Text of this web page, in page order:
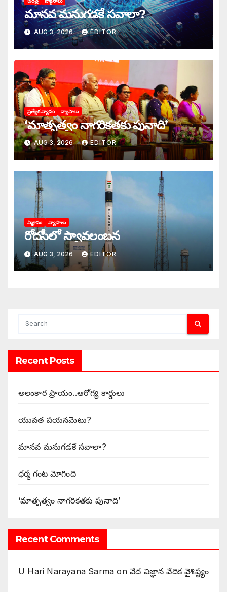
మానవ మనుగడకే సవాలా?
AUG 3, 2026 EDITOR
ప్రత్యేక వ్యాసం వ్యాసాలు
‘మాతృత్వం నాగరికతకు పునాది’
AUG 3, 2026 EDITOR
విజ్ఞానం వ్యాసాలు
రోదసీలో స్వావలంబన
AUG 3, 2026 EDITOR
Recent Posts
అలంకార ప్రాయం..ఆరోగ్య కార్డులు
యువత పయనమెటు?
మానవ మనుగడకే సవాలా?
ధర్మ గంట మోగింది
‘మాతృత్వం నాగరికతకు పునాది’
Recent Comments
U Hari Narayana Sarma onవేద విజ్ఞాన వేదిక వైశిష్ట్యం